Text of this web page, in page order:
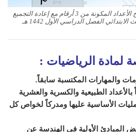
تحضير المستقبل من عين طرح الأعداد المكونة من 3 أرقام مع إعادة التجميع
الفصل الدراسي الأول 1442 هـ
لمادة الرياضيات :
والمهارات المكتسبة سابقاً.
الطبيعية والكسرية والعشرية
الأساسية عليها ومدركاً لخواص كل
المبادئ الأولية في الهندسة عن